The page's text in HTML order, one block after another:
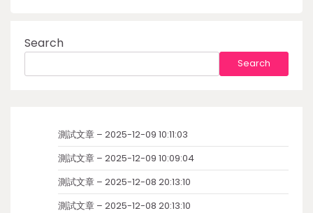
Search
Search
測試文章 – 2025-12-09 10:11:03
測試文章 – 2025-12-09 10:09:04
測試文章 – 2025-12-08 20:13:10
測試文章 – 2025-12-08 20:13:10